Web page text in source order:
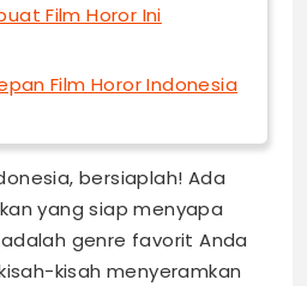
Film Horor Ini
Film Horor Indonesia
bersiaplah! Ada
yang siap menyapa
genre favorit Anda
kisah menyeramkan